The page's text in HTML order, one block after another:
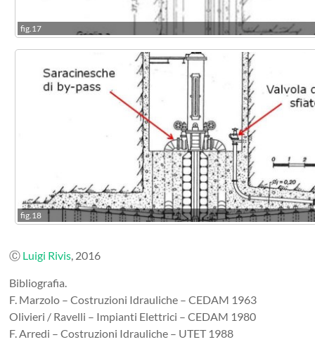
fig.17
fig.18
Ⓒ Luigi Rivis, 2016
Bibliografia.
F. Marzolo – Costruzioni Idrauliche – CEDAM 1963
Olivieri / Ravelli – Impianti Elettrici – CEDAM 1980
F. Arredi – Costruzioni Idrauliche – UTET 1988